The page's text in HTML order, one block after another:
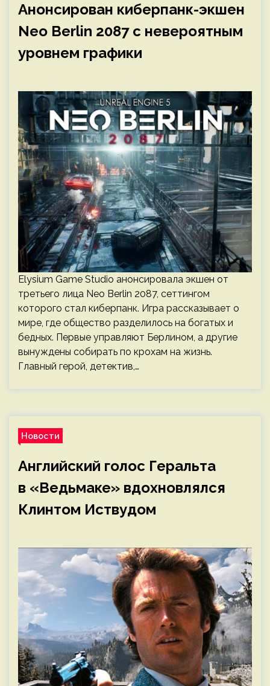
Анонсирован киберпанк-экшен
Neo Berlin 2087 с невероятным
уровнем графики
Elysium Game Studio анонсировала экшен от
третьего лица Neo Berlin 2087, сеттингом
которого стал киберпанк. Игра рассказывает о
мире, где общество разделилось на богатых и
бедных. Первые управляют Берлином, а другие
вынуждены собирать по крохам на жизнь.
Главный герой, детектив,…
Новости
Английский голос Геральта
в «Ведьмаке» вдохновлялся
Клинтом Иствудом